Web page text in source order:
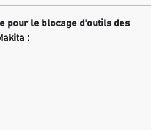
pour le blocage d'outils des
: